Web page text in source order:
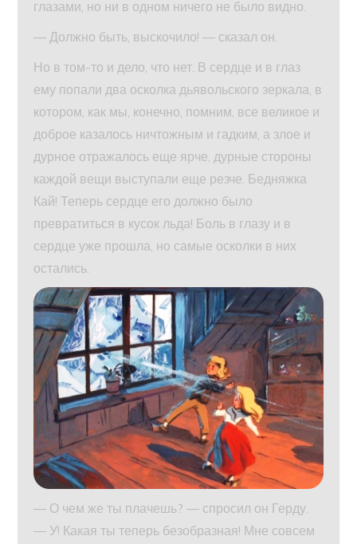
глазами, но ни в одном ничего не было видно.
— Должно быть, выскочило! — сказал он.
Но в том-то и дело, что нет. В сердце и в глаз
ему попали два осколка дьявольского зеркала, в
котором, как мы, конечно, помним, все великое и
доброе казалось ничтожным и гадким, а злое и
дурное отражалось еще ярче, дурные стороны
каждой вещи выступали еще резче. Бедняжка
Кай! Теперь сердце его должно было
превратиться в кусок льда! Боль в глазу и в
сердце уже прошла, но самые осколки в них
остались.
— О чем же ты плачешь? — спросил он Герду.
— У! Какая ты теперь безобразная! Мне совсем